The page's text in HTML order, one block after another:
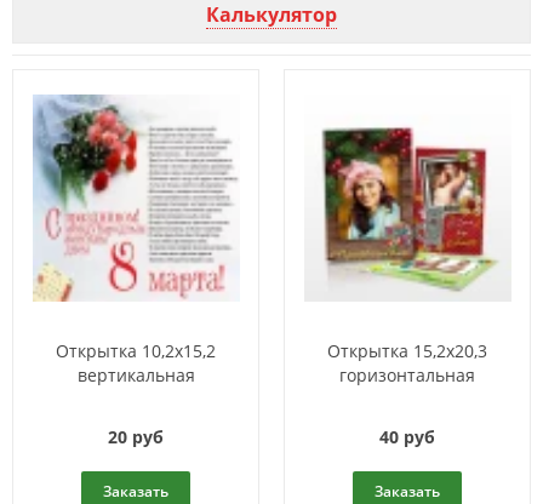
Калькулятор
Открытка 10,2x15,2
вертикальная
20 руб
Заказать
Открытка 15,2x20,3
горизонтальная
40 руб
Заказать